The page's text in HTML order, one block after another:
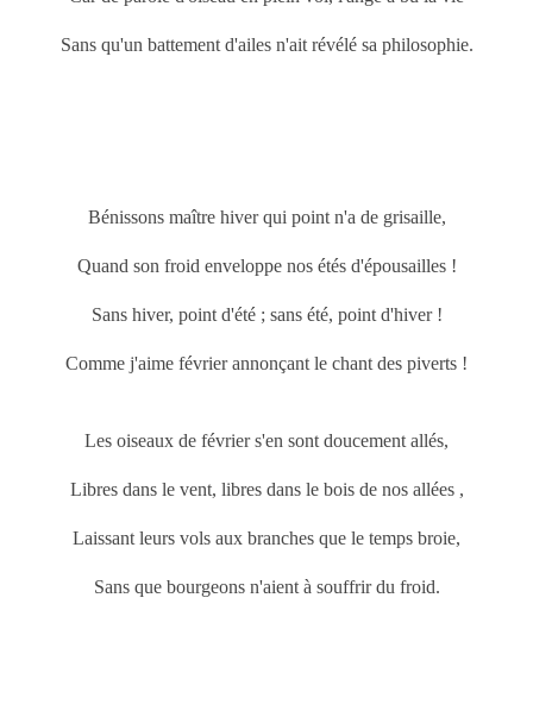
Sans qu'un battement d'ailes n'ait révélé sa philosophie.
Bénissons maître hiver qui point n'a de grisaille,
Quand son froid enveloppe nos étés d'épousailles !
Sans hiver, point d'été ; sans été, point d'hiver !
Comme j'aime février annonçant le chant des piverts !
Les oiseaux de février s'en sont doucement allés,
Libres dans le vent, libres dans le bois de nos allées ,
Laissant leurs vols aux branches que le temps broie,
Sans que bourgeons n'aient à souffrir du froid.